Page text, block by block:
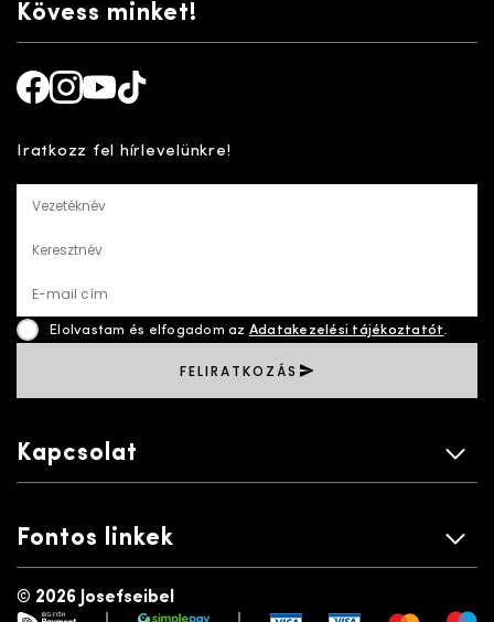
Kövess minket!
Iratkozz fel hírlevelünkre!
Vezetéknév
Keresztnév
E-mail cím
Elolvastam és elfogadom az Adatakezelési tájékoztatót.
FELIRATKOZÁS
Kapcsolat
Fontos linkek
© 2026 Josefseibel